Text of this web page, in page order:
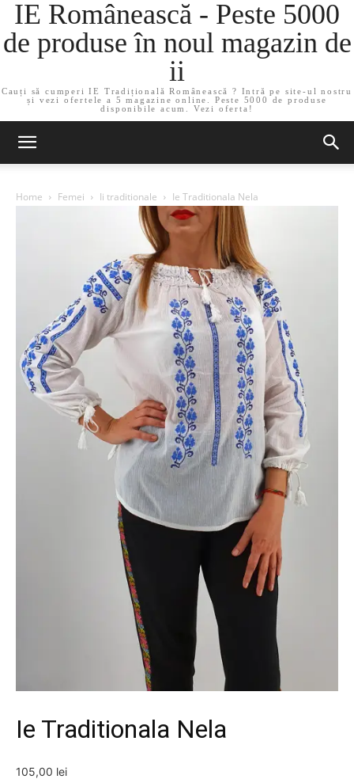
IE Românească - Peste 5000
de produse în noul magazin de
ii
Cauți să cumperi IE Tradițională Românească ? Intră pe site-ul nostru
și vezi ofertele a 5 magazine online. Peste 5000 de produse
disponibile acum. Vezi oferta!
Home Femei Ii traditionale Ie Traditionala Nela
Ie Traditionala Nela
105,00 lei